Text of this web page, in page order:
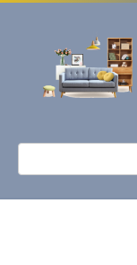
Перейти
контенту
Поиск: